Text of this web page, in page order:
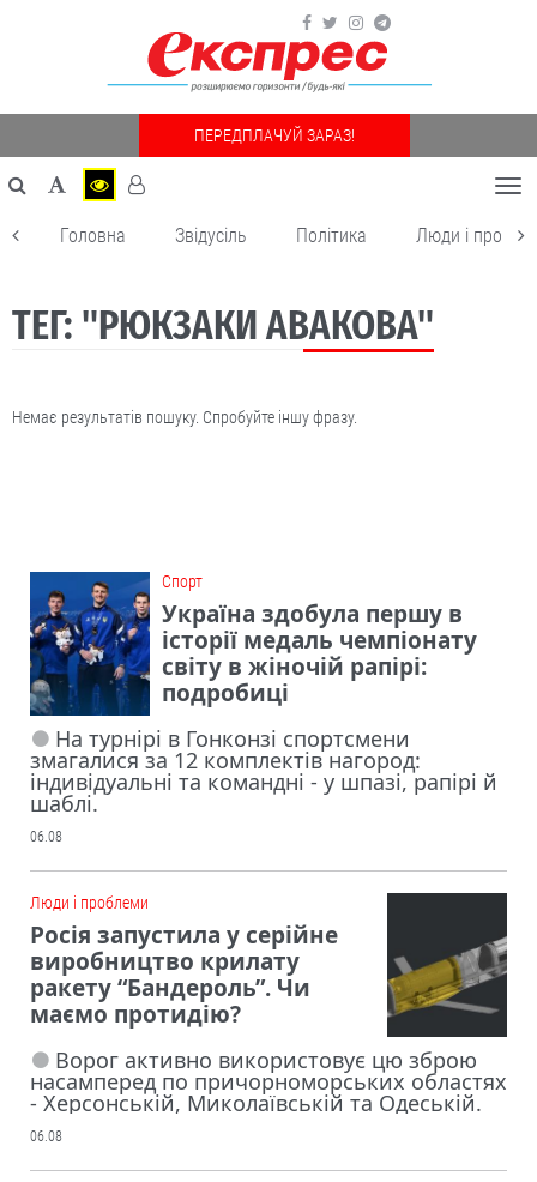
ПЕРЕДПЛАЧУЙ ЗАРАЗ!
Головна Звідусіль Політика Люди і
ТЕГ: "РЮКЗАКИ АВАКОВА"
Немає результатів пошуку. Спробуйте іншу фразу.
Cпорт
Україна здобула першу в
історії медаль чемпіонату
світу в жіночій рапірі:
подробиці
На турнірі в Гонконзі спортсмени
змагалися за 12 комплектів нагород:
індивідуальні та командні - у шпазі, рапірі й
шаблі.
06.08
Люди і проблеми
Росія запустила у серійне
виробництво крилату
ракету “Бандероль”. Чи
маємо протидію?
Ворог активно використовує цю зброю
насамперед по причорноморських областях
- Херсонській, Миколаївській та Одеській.
06.08